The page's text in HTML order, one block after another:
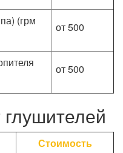
(грм
от 500
от 500
Стоимость